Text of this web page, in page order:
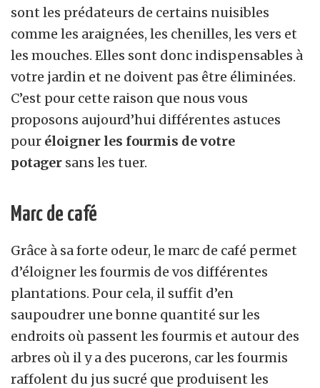
sont les prédateurs de certains nuisibles
comme les araignées, les chenilles, les vers et
les mouches. Elles sont donc indispensables à
votre jardin et ne doivent pas être éliminées.
C’est pour cette raison que nous vous
proposons aujourd’hui différentes astuces
pour éloigner les fourmis de votre
potager sans les tuer.
Marc de café
Grâce à sa forte odeur, le marc de café permet
d’éloigner les fourmis de vos différentes
plantations. Pour cela, il suffit d’en
saupoudrer une bonne quantité sur les
endroits où passent les fourmis et autour des
arbres où il y a des pucerons, car les fourmis
raffolent du jus sucré que produisent les